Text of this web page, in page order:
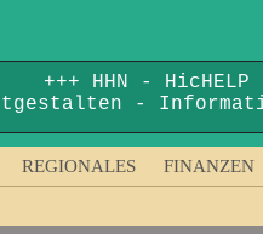
+++ HHN -
-
REGIONALES FINANZEN